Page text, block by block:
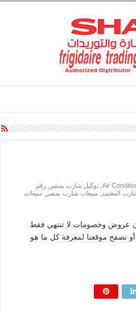
Air
, توكيل شارب بمصر
رقم
المعتمد مبيعات شارب بمصر
مبيعات
عروض وخصومات لا تنتهي فقط
تصفح موقعنا لمعرفة كل ما هو